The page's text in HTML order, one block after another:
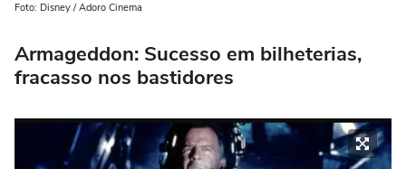
Foto: Disney / Adoro Cinema
Armageddon: Sucesso em bilheterias,
fracasso nos bastidores